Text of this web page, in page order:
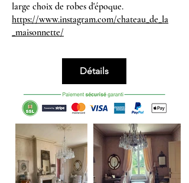
large choix de robes d'époque.
https://www.instagram.com/chateau_de_la
_maisonnette/
Détails